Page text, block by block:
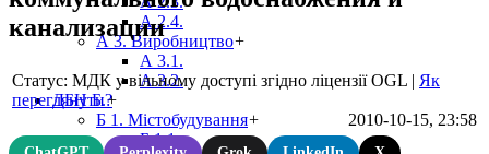
А 2.4.
А 3. Виробництво+
А 3.1.
А 3.2.
ДБН Б.+
Б 1. Містобудування+
Б 1.1.
канализации
Статус: МДК у вільному доступі згідно ліцензії OGL | Як
переглянути?
2010-10-15, 23:58